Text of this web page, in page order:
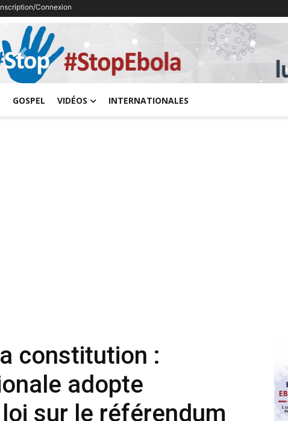
Connexion
Previous
GOSPEL VIDÉOS INTERNATIONALES
constitution :
adopte
sur le référendum